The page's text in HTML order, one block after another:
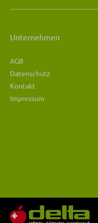
Unternehmen
AGB
Datenschutz
Kontakt
Impressum